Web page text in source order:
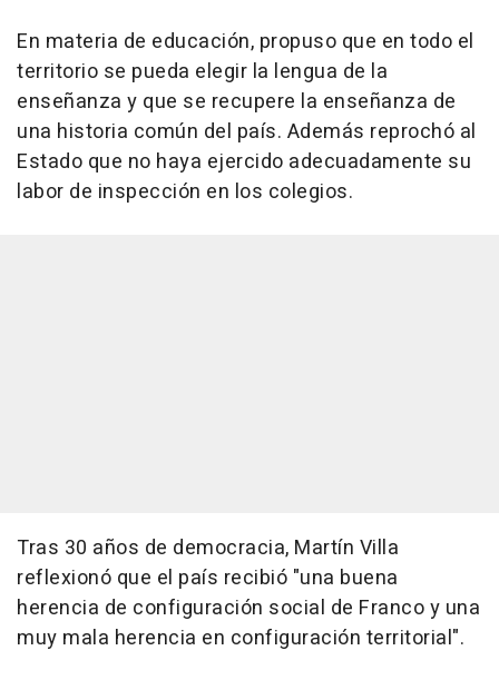
En materia de educación, propuso que en todo el
territorio se pueda elegir la lengua de la
enseñanza y que se recupere la enseñanza de
una historia común del país. Además reprochó al
Estado que no haya ejercido adecuadamente su
labor de inspección en los colegios.
Tras 30 años de democracia, Martín Villa
reflexionó que el país recibió "una buena
herencia de configuración social de Franco y una
muy mala herencia en configuración territorial".